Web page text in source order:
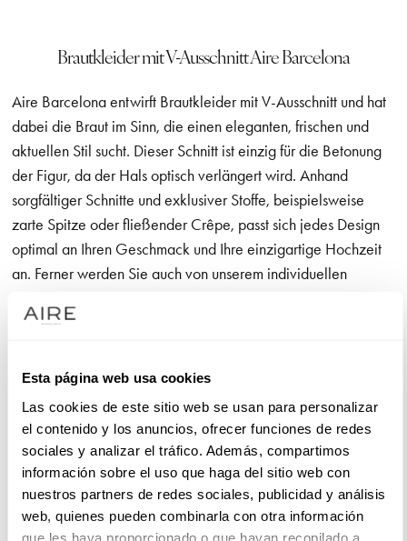
Esta página web usa cookies
Las cookies de este sitio web se usan para personalizar
el contenido y los anuncios, ofrecer funciones de redes
sociales y analizar el tráfico. Además, compartimos
información sobre el uso que haga del sitio web con
nuestros partners de redes sociales, publicidad y análisis
web, quienes pueden combinarla con otra información
que les haya proporcionado o que hayan recopilado a
Brautkleider mit V-Ausschnitt Aire Barcelona
Aire Barcelona entwirft Brautkleider mit V-Ausschnitt und hat
dabei die Braut im Sinn, die einen eleganten, frischen und
aktuellen Stil sucht. Dieser Schnitt ist einzig für die Betonung
der Figur, da der Hals optisch verlängert wird. Anhand
sorgfältiger Schnitte und exklusiver Stoffe, beispielsweise
zarte Spitze oder fließender Crêpe, passt sich jedes Design
optimal an Ihren Geschmack und Ihre einzigartige Hochzeit
an. Ferner werden Sie auch von unserem individuellen
Ihre natürliche Schönheit zur Geltung bringt.
Unsere Brautkleider mit V-Ausschnitt
Die Brautkleider mit V-Ausschnitt sind die schönste Lösung,
wenn Sie Eleganz und Schlichtheit wünschen. Der V-
Ausschnitt verleiht Eleganz mit einem modernen und
verführerischen Flair. Diese Art Ausschnitt stilisiert optisch den
Hals und lenkt den Blick dezent auf den Oberkörper. Das